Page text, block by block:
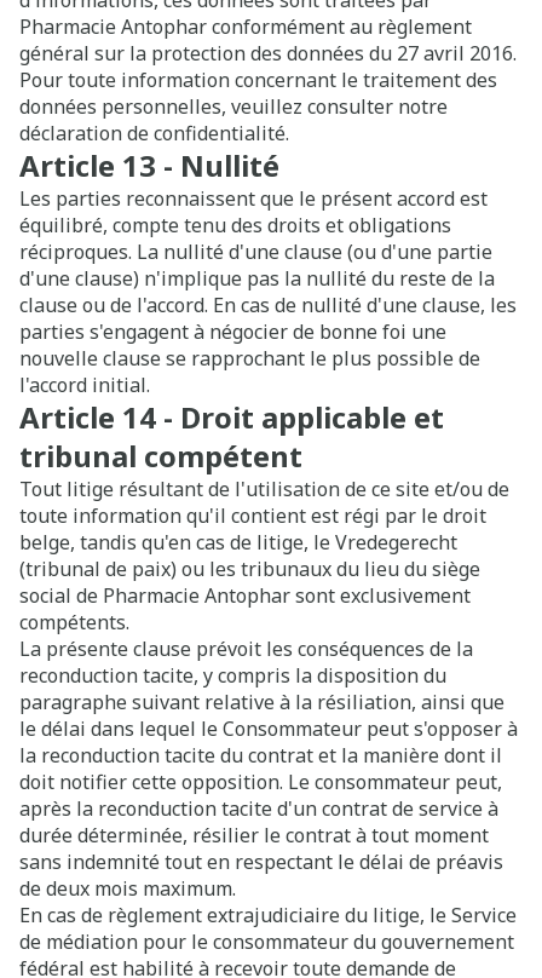
Pharmacie Antophar conformément au règlement
général sur la protection des données du 27 avril 2016.
Pour toute information concernant le traitement des
données personnelles, veuillez consulter notre
déclaration de confidentialité.
Article 13 - Nullité
Les parties reconnaissent que le présent accord est
équilibré, compte tenu des droits et obligations
réciproques. La nullité d'une clause (ou d'une partie
d'une clause) n'implique pas la nullité du reste de la
clause ou de l'accord. En cas de nullité d'une clause, les
parties s'engagent à négocier de bonne foi une
nouvelle clause se rapprochant le plus possible de
l'accord initial.
Article 14 - Droit applicable et
tribunal compétent
Tout litige résultant de l'utilisation de ce site et/ou de
toute information qu'il contient est régi par le droit
belge, tandis qu'en cas de litige, le Vredegerecht
(tribunal de paix) ou les tribunaux du lieu du siège
social de Pharmacie Antophar sont exclusivement
compétents.
La présente clause prévoit les conséquences de la
reconduction tacite, y compris la disposition du
paragraphe suivant relative à la résiliation, ainsi que
le délai dans lequel le Consommateur peut s'opposer à
la reconduction tacite du contrat et la manière dont il
doit notifier cette opposition. Le consommateur peut,
après la reconduction tacite d'un contrat de service à
durée déterminée, résilier le contrat à tout moment
sans indemnité tout en respectant le délai de préavis
de deux mois maximum.
En cas de règlement extrajudiciaire du litige, le Service
de médiation pour le consommateur du gouvernement
fédéral est habilité à recevoir toute demande de